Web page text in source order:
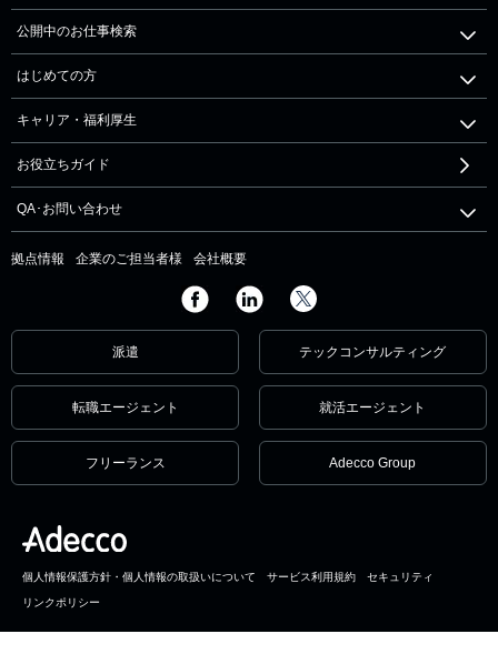
公開中のお仕事検索
はじめての方
キャリア・福利厚生
お役立ちガイド
QA･お問い合わせ
拠点情報 企業のご担当者様 会社概要
派遣 テックコンサルティング
転職エージェント 就活エージェント
フリーランス Adecco Group
個人情報保護方針・個人情報の取扱いについて サービス利用規約 セキュリティ
リンクポリシー